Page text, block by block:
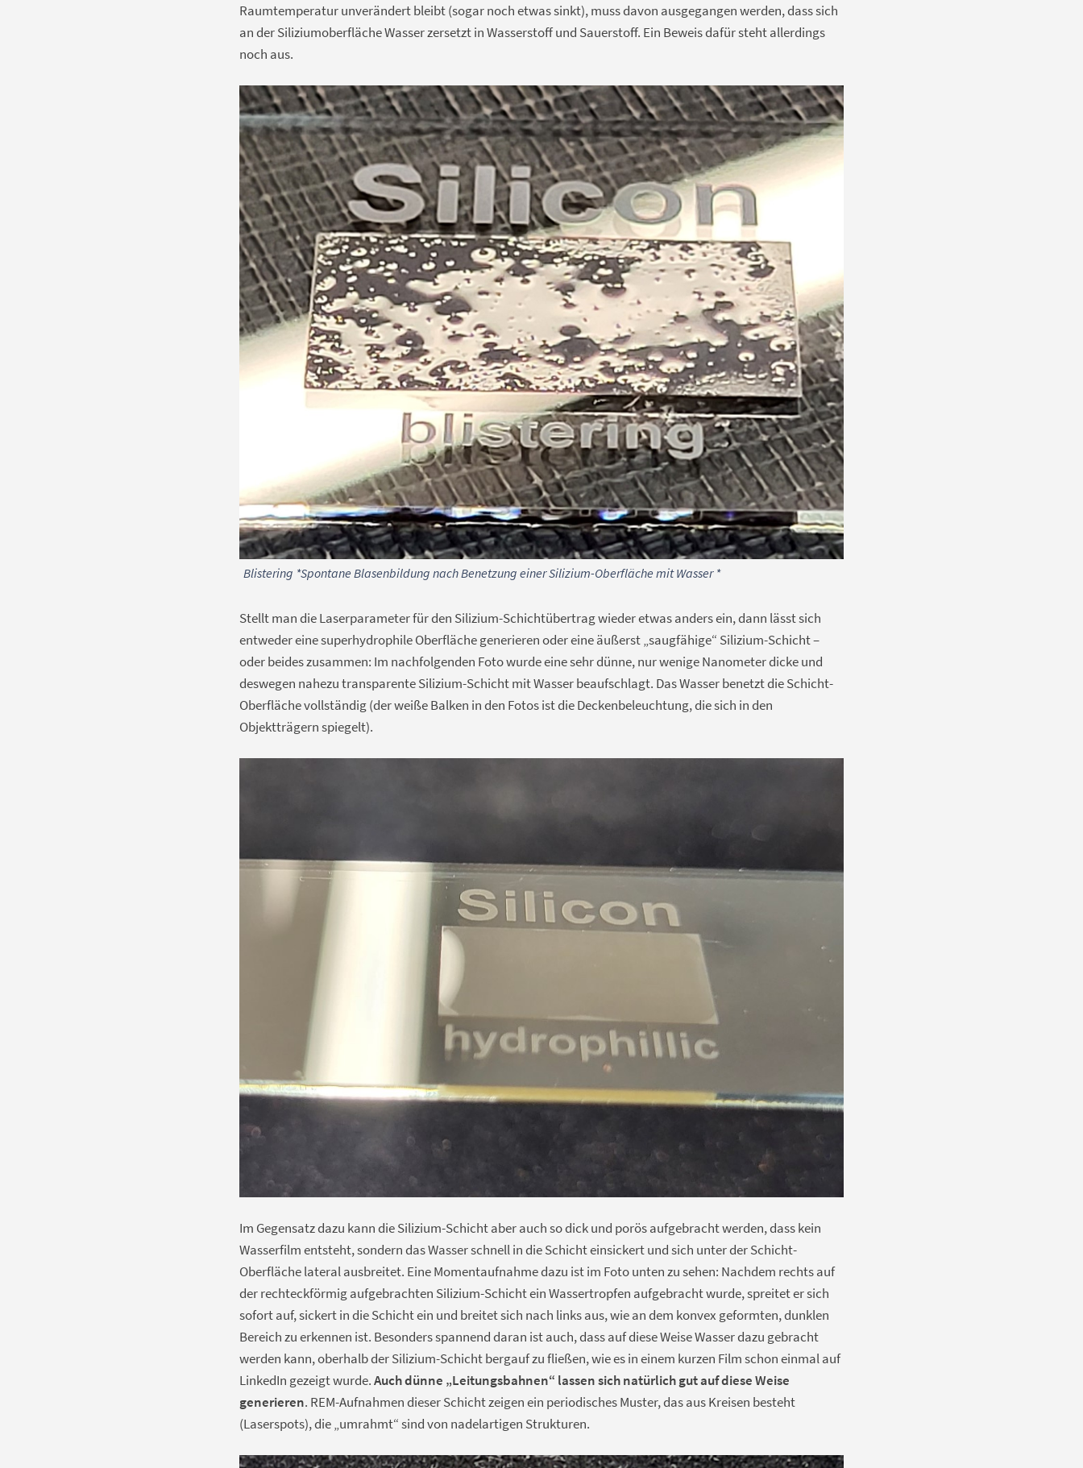
Raumtemperatur unverändert bleibt (sogar noch etwas sinkt), muss davon ausgegangen werden, dass sich
an der Siliziumoberfläche Wasser zersetzt in Wasserstoff und Sauerstoff. Ein Beweis dafür steht allerdings
noch aus.
Blistering *Spontane Blasenbildung nach Benetzung einer Silizium-Oberfläche mit Wasser *
Stellt man die Laserparameter für den Silizium-Schichtübertrag wieder etwas anders ein, dann lässt sich
entweder eine superhydrophile Oberfläche generieren oder eine äußerst „saugfähige“ Silizium-Schicht –
oder beides zusammen: Im nachfolgenden Foto wurde eine sehr dünne, nur wenige Nanometer dicke und
deswegen nahezu transparente Silizium-Schicht mit Wasser beaufschlagt. Das Wasser benetzt die Schicht-
Oberfläche vollständig (der weiße Balken in den Fotos ist die Deckenbeleuchtung, die sich in den
Objektträgern spiegelt).
Im Gegensatz dazu kann die Silizium-Schicht aber auch so dick und porös aufgebracht werden, dass kein
Wasserfilm entsteht, sondern das Wasser schnell in die Schicht einsickert und sich unter der Schicht-
Oberfläche lateral ausbreitet. Eine Momentaufnahme dazu ist im Foto unten zu sehen: Nachdem rechts auf
der rechteckförmig aufgebrachten Silizium-Schicht ein Wassertropfen aufgebracht wurde, spreitet er sich
sofort auf, sickert in die Schicht ein und breitet sich nach links aus, wie an dem konvex geformten, dunklen
Bereich zu erkennen ist. Besonders spannend daran ist auch, dass auf diese Weise Wasser dazu gebracht
werden kann, oberhalb der Silizium-Schicht bergauf zu fließen, wie es in einem kurzen Film schon einmal auf
LinkedIn gezeigt wurde.Auch dünne „Leitungsbahnen“ lassen sich natürlich gut auf diese Weise
generieren. REM-Aufnahmen dieser Schicht zeigen ein periodisches Muster, das aus Kreisen besteht
(Laserspots), die „umrahmt“ sind von nadelartigen Strukturen.